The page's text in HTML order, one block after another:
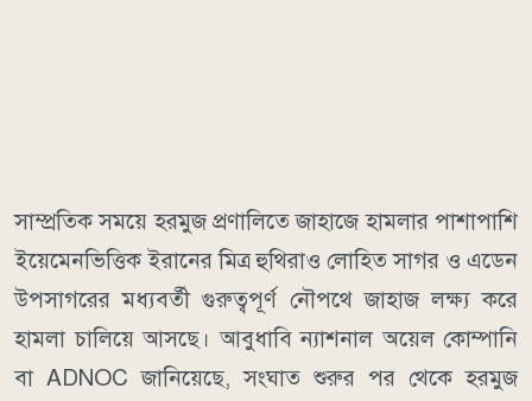
সাম্প্রতিক সময়ে হরমুজ প্রণালিতে জাহাজে হামলার পাশাপাশি
ইয়েমেনভিত্তিক ইরানের মিত্র হুথিরাও লোহিত সাগর ও এডেন
উপসাগরের মধ্যবর্তী গুরুত্বপূর্ণ নৌপথে জাহাজ লক্ষ্য করে
হামলা চালিয়ে আসছে।আবুধাবি ন্যাশনাল অয়েল কোম্পানি
বা ADNOC জানিয়েছে, সংঘাত শুরুর পর থেকে হরমুজ